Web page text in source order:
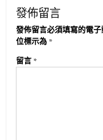
發佈留言
發佈留言必須填寫的電子
位標示為 *
留言 *